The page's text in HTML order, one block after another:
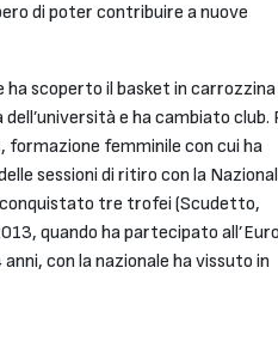
di poter contribuire a nuove
ha scoperto il basket in carrozzina
e ha cambiato club.
formazione femminile con cui ha
sessioni di ritiro con la
conquistato tre trofei (Scudetto,
quando ha partecipato
con la nazionale ha vissuto in